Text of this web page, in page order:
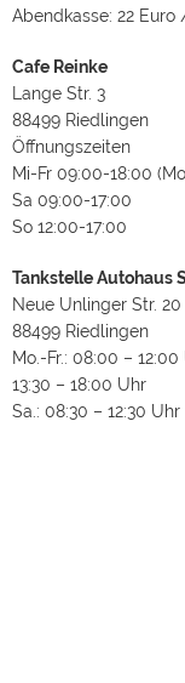
Abendkasse: 22 Euro
Cafe Reinke
Lange Str. 3
88499 Riedlingen
Öffnungszeiten
Mi-Fr 09:00-18:00
Sa 09:00-17:00
So 12:00-17:00
Tankstelle Autohaus
Neue Unlinger Str. 20
88499 Riedlingen
Mo.-Fr.: 08:00 – 12:00
13:30 – 18:00 Uhr
Sa.: 08:30 – 12:30 Uhr